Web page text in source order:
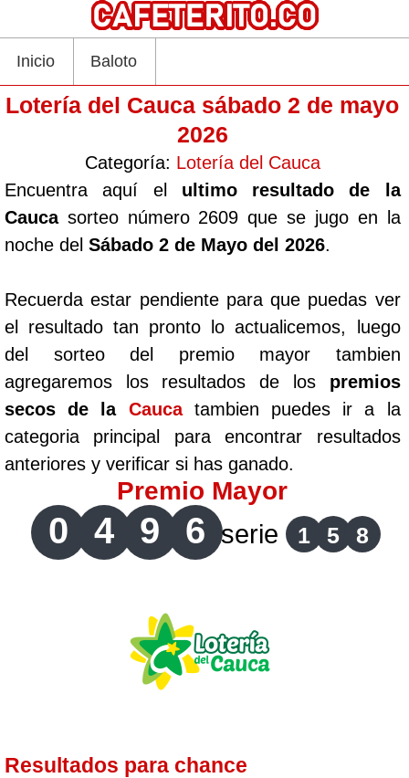
Inicio Baloto
Lotería del Cauca sábado 2 de mayo
2026
Categoría: Lotería del Cauca
Encuentra aquí el ultimo resultado de la
Caucasorteo número 2609 que se jugo en la
noche del Sábado 2 de Mayo del 2026.
Recuerda estar pendiente para que puedas ver
el resultado tan pronto lo actualicemos, luego
del sorteo del premio mayor tambien
agregaremos los resultados de los premios
secos de la Caucatambien puedes ir a la
categoria principal para encontrar resultados
anteriores y verificar si has ganado.
Premio Mayor
0 4 9 6 serie 1 5 8
Resultados para chance